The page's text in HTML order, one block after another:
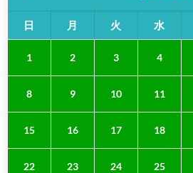
日 月 火 水
1 2 3 4
8 9 10 11
15 16 17 18
22 23 24 25